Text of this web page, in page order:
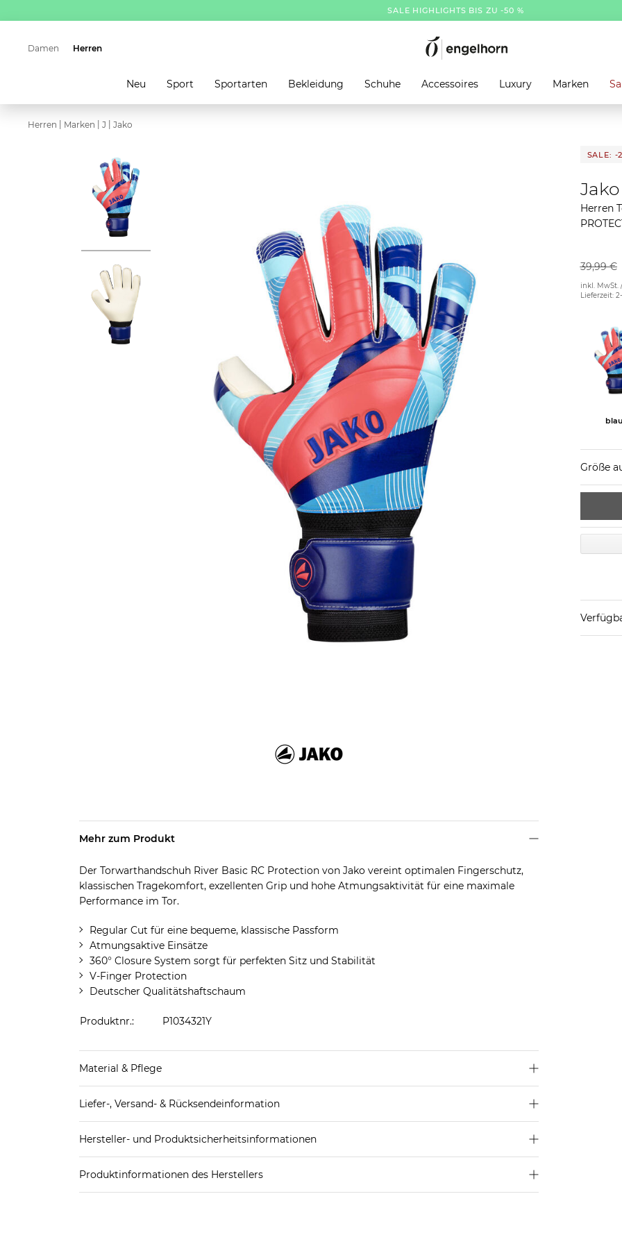
SALE HIGHLIGHTS BIS ZU -50 %
Damen Herren
Neu Sport Sportarten Bekleidung Schuhe Accessoires Luxury Marken
Herren Marken J Jako
SALE: -
Jako
Herren
39,99 €
inkl. MwSt.
Lieferzeit:
Größe
Mehr zum Produkt
Der Torwarthandschuh River Basic RC Protection von Jako vereint optimalen Fingerschutz,
klassischen Tragekomfort, exzellenten Grip und hohe Atmungsaktivität für eine maximale
Performance im Tor.
Regular Cut für eine bequeme, klassische Passform
Atmungsaktive Einsätze
360° Closure System sorgt für perfekten Sitz und Stabilität
V-Finger Protection
Deutscher Qualitätshaftschaum
Produktnr.: P1034321Y
Material & Pflege
Pflegekennzeichnung:
Liefer-, Versand- & Rücksendeinformation
Spedition
Hersteller- und Produktsicherheitsinformationen
Jako AG
Produktinformationen des Herstellers